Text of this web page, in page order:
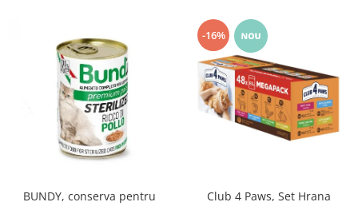
BUNDY, conserva pentru
-16%
Club 4 Paws, Set Hrana